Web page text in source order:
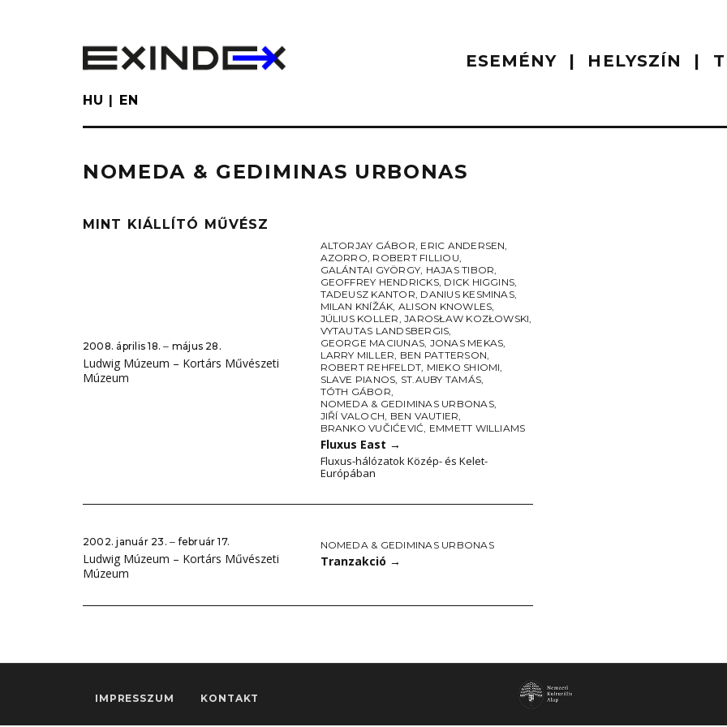
ESEMÉNY HELYSZÍN
HU EN
NOMEDA & GEDIMINAS URBONAS
MINT KIÁLLÍTÓ MŰVÉSZ
2008. április 18. ‒ május 28.
Ludwig Múzeum – Kortárs Művészeti
Múzeum
ALTORJAY GÁBOR, ERIC ANDERSEN,
AZORRO, ROBERT FILLIOU,
GALÁNTAI GYÖRGY, HAJAS TIBOR,
GEOFFREY HENDRICKS, DICK HIGGINS,
TADEUSZ KANTOR, DANIUS KESMINAS,
MILAN KNÍŽÁK, ALISON KNOWLES,
JÚLIUS KOLLER,JAROSŁAW KOZŁOWSKI,
VYTAUTAS LANDSBERGIS,
GEORGE MACIUNAS, JONAS MEKAS,
LARRY MILLER, BEN PATTERSON,
ROBERT REHFELDT, MIEKO SHIOMI,
SLAVE PIANOS, ST.AUBY TAMÁS,
TÓTH GÁBOR,
NOMEDA & GEDIMINAS URBONAS,
JIŘÍ VALOCH, BEN VAUTIER,
BRANKO VUČIĆEVIĆ, EMMETT WILLIAMS
Fluxus East →
Fluxus-hálózatok Közép- és Kelet-
Európában
2002. január 23. ‒ február 17.
Ludwig Múzeum – Kortárs Művészeti
Múzeum
NOMEDA & GEDIMINAS URBONAS
Tranzakció →
IMPRESSZUM KONTAKT